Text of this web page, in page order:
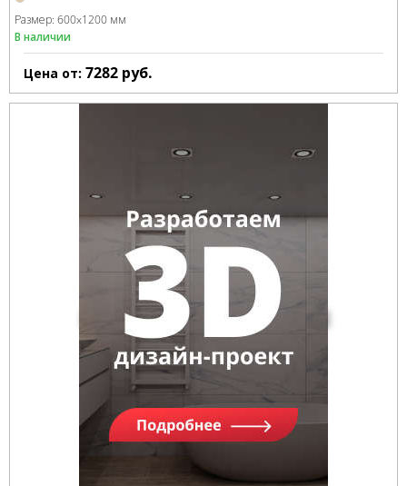
Размер: 600x1200 мм
В наличии
Цена от: 7282 руб.